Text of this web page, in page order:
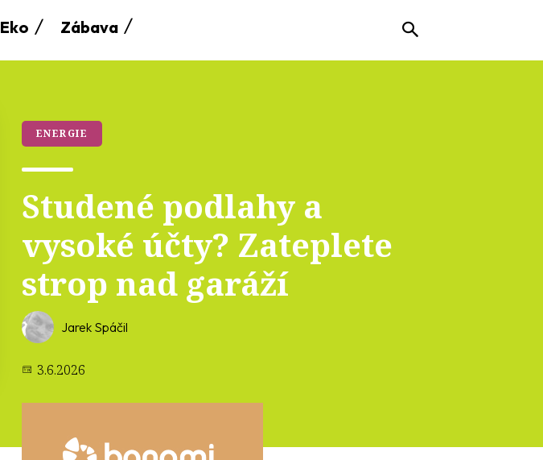
Eko Zábava
ENERGIE
Studené podlahy a
vysoké účty? Zateplete
strop nad garáží
Jarek Spáčil
3.6.2026